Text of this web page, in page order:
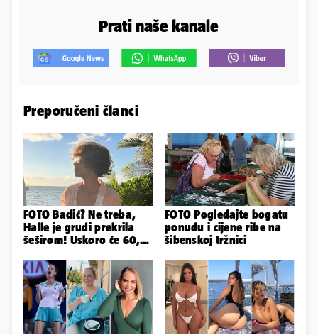
Prati naše kanale
Preporučeni članci
FOTO Badić? Ne treba,
Halle je grudi prekrila
šeširom! Uskoro će 60,
FOTO Pogledajte bogatu
ponudu i cijene ribe na
šibenskoj tržnici